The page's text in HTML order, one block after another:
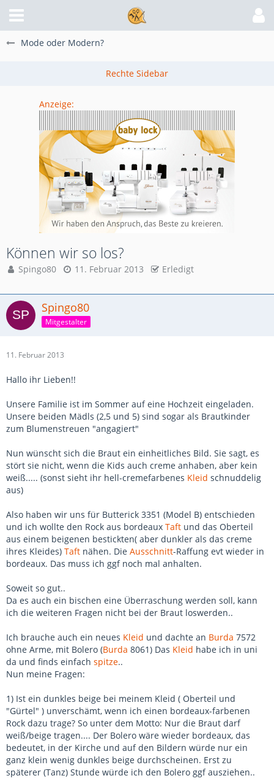
Mode oder Modern?
Anzeige:
Können wir so los?
Spingo80 11. Februar 2013 Erledigt
Spingo80
Mitgestalter
11. Februar 2013
Hallo ihr Lieben!!
Unsere Familie ist im Sommer auf eine Hochzeit eingeladen.
Unsere beiden Mädls (2,5 und 5) sind sogar als Brautkinder
zum Blumenstreuen "angagiert"
Nun wünscht sich die Braut ein einheitliches Bild. Sie sagt, es
stört sie nicht, wenn die Kids auch creme anhaben, aber kein
weiß..... (sonst sieht ihr hell-cremefarbenes Kleid schnuddelig
aus)
Also haben wir uns für Butterick 3351 (Model B) entschieden
und ich wollte den Rock aus bordeaux Taft und das Oberteil
aus einem beigenen bestickten( aber dunkler als das creme
ihres Kleides) Taft nähen. Die Ausschnitt-Raffung evt wieder in
bordeaux. Das muss ich ggf noch mal anhalten.
Soweit so gut..
Da es auch ein bischen eine Überraschung werden soll, kann
ich die weiteren Fragen nicht bei der Braut loswerden..
Ich brauche auch ein neues Kleid und dachte an Burda 7572
ohne Arme, mit Bolero (Burda 8061) Das Kleid habe ich in uni
da und finds einfach spitze..
Nun meine Fragen:
1) Ist ein dunkles beige bei meinem Kleid ( Oberteil und
"Gürtel" ) unverschämt, wenn ich einen bordeaux-farbenen
Rock dazu trage? So unter dem Motto: Nur die Braut darf
weiß/beige tragen.... Der Bolero wäre wieder bordeaux, das
bedeutet, in der Kirche und auf den Bildern würde nur ein
ganz klein wenig dunkles beige durchscheinen. Erst zu
späterer (Tanz) Stunde würde ich den Bolero ggf ausziehen..